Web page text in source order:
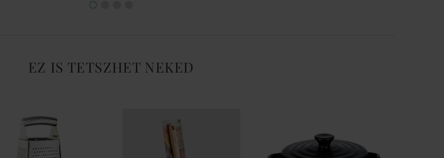
EZ IS TETSZHET NEKED